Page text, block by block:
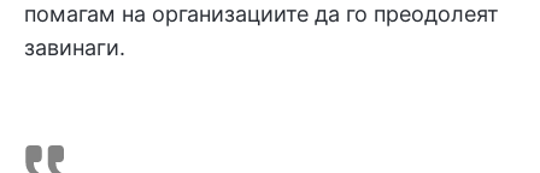
помагам на организациите да го преодолеят
завинаги.